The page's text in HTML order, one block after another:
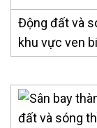
Động đất và
khu vực ven